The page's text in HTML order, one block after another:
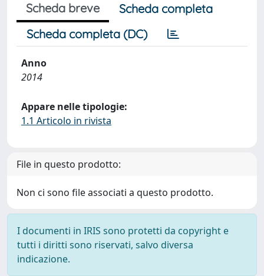
Scheda breve
Scheda completa
Scheda completa (DC)
Anno
2014
Appare nelle tipologie:
1.1 Articolo in rivista
File in questo prodotto:
Non ci sono file associati a questo prodotto.
I documenti in IRIS sono protetti da copyright e
tutti i diritti sono riservati, salvo diversa
indicazione.